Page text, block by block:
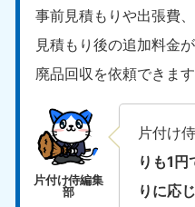
事前見積もりや出張費
見積もり後の追加料金
廃品回収を依頼できます
片付け
りも1円
りに応